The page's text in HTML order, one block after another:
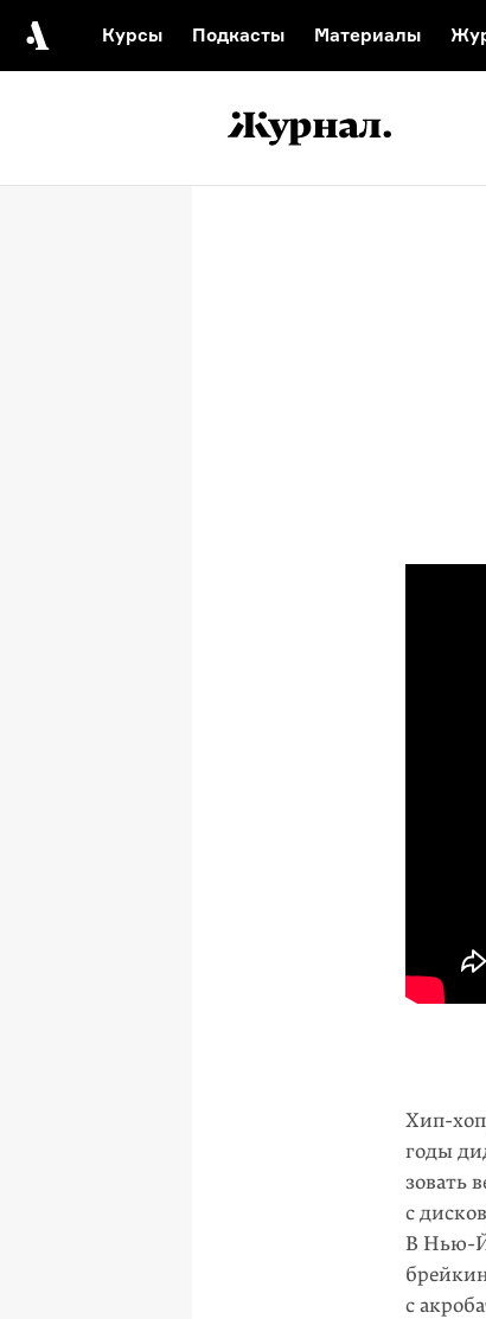
Курсы Подкасты Материалы
Видеоистория
Хип-
годы
зо­вать
с
В Нью-
с